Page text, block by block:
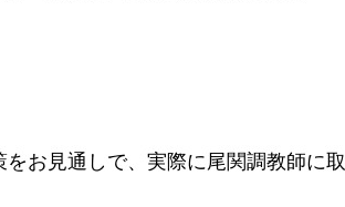
お見通しで、実際に尾関調教師に取